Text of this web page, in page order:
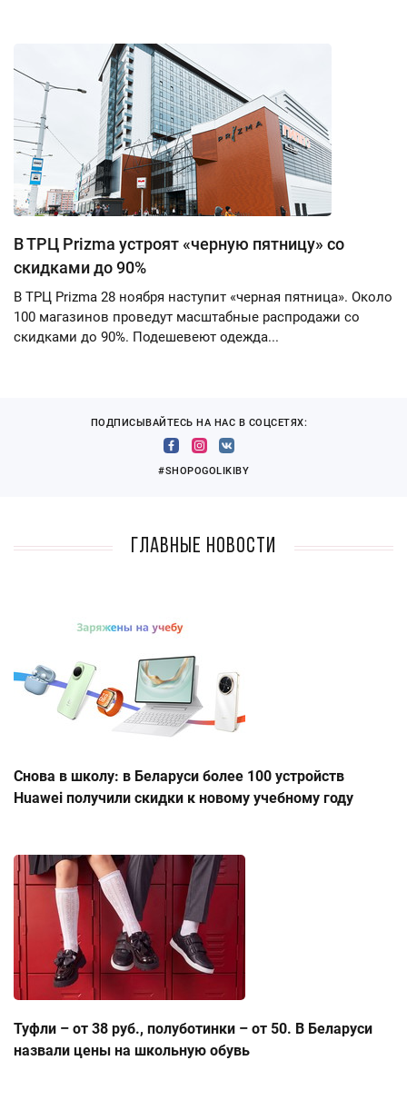
В ТРЦ Prizma устроят «черную пятницу» со
скидками до 90%
В ТРЦ Prizma 28 ноября наступит «черная пятница». Около
100 магазинов проведут масштабные распродажи со
скидками до 90%. Подешевеют одежда...
ПОДПИСЫВАЙТЕСЬ НА НАС В СОЦСЕТЯХ:
#SHOPOGOLIKIBY
Главные новости
Снова в школу: в Беларуси более 100 устройств
Huawei получили скидки к новому учебному году
Туфли – от 38 руб., полуботинки – от 50. В Беларуси
назвали цены на школьную обувь